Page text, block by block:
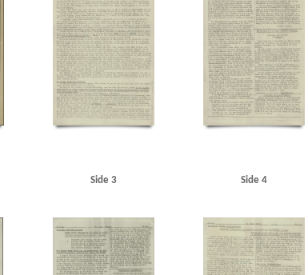
Helge, politiker Belgien Bendahl, Børge, fabrikant, Kbh. Best, Werner
dr.med. Bremen Radio Bro, Klara Brønderslev Sygehus Buchenwald Buhl,
danske Tjenestemænd Christensen, Henning, Hellerup
Christensen, Oda,
Møller, John, politiker D d'Angleterre, hotel, Kbh. Dagmarhus
Dansk Kriminalpolitiforening Dansk Politiforbund Dansk Samling Danske
Dommerforening Deputeretkammeret, Paris
DKP (Danmarks Kommunistiske
DSB (De Danske Statsbaner) E Eisenhower, Dwight D. Elgaard, Niels,
Aamann, Svend Hornum Hansen, barber, Nordby Horsens
Hurwitz, Stefan,
Information, blad J Jensen, Alfred, politiker Jensen, mejeribestyrer, Nordby
direktør Justitsministerium, det danske K Kastelsvej, Kbh.
Side 3 Side 4